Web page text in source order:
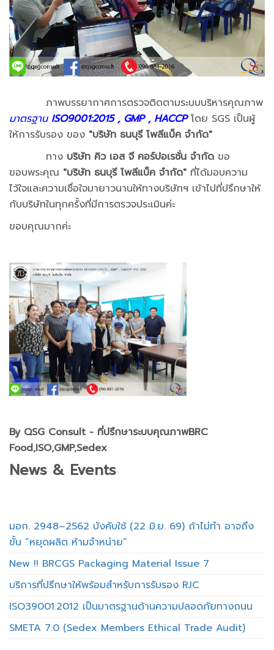
ภาพบรรยากาศการตรวจติดตามระบบบริหารคุณภาพ
มาตรฐาน ISO9001:2015 , GMP , HACCPโดย SGS เป็นผู้
ให้การรับรอง ของ "บริษัท ธนบุรี โพลีแบ็ค จำกัด"
ทาง บริษัท คิว เอส จี คอร์ปอเรชั่น จำกัด ขอ
ขอบพระคุณ "บริษัท ธนบุรี โพลีแบ็ค จำกัด" ที่ได้มอบความ
ไว้ใจและความเชื่อใจมายาวนานให้ทางบริษัทฯ เข้าไปที่ปรึกษาให้
กับบริษัทในทุกครั้งที่มีการตรวจประเมินค่ะ
ขอบคุณมากค่ะ
By QSG Consult - ที่ปรึกษาระบบคุณภาพBRC
Food,ISO,GMP,Sedex
News & Events
มอก. 2948–2562 บังคับใช้ (22 มิ.ย. 69) ถ้าไม่ทำ อาจถึง
ขั้น “หยุดผลิต ห้ามจำหน่าย”
New !! BRCGS Packaging Material Issue 7
บริการที่ปรึกษาให้พร้อมสำหรับการรับรอง RJC
ISO39001:2012 เป็นมาตรฐานด้านความปลอดภัยทางถนน
SMETA 7.0 (Sedex Members Ethical Trade Audit)